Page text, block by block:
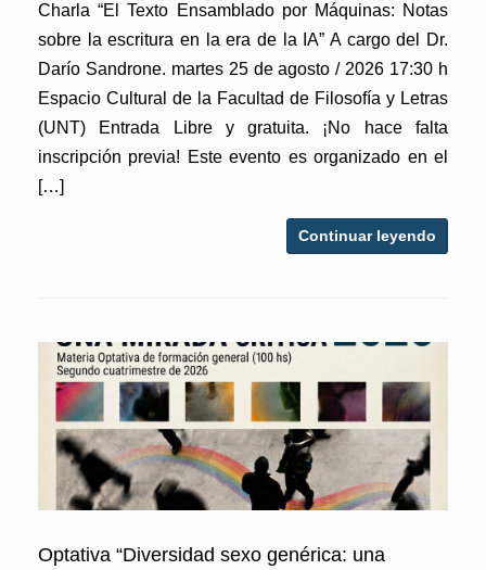
Charla “El Texto Ensamblado por Máquinas: Notas
sobre la escritura en la era de la IA” A cargo del Dr.
Darío Sandrone. martes 25 de agosto / 2026 17:30 h
Espacio Cultural de la Facultad de Filosofía y Letras
(UNT) Entrada Libre y gratuita. ¡No hace falta
inscripción previa! Este evento es organizado en el
[…]
Continuar leyendo
Optativa “Diversidad sexo genérica: una